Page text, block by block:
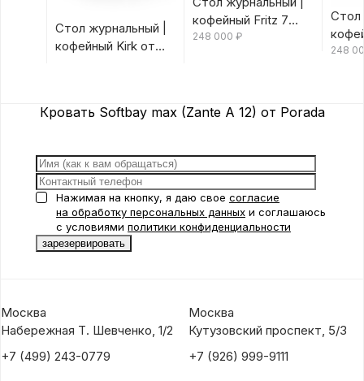
Стол журнальный |
кофейный Kirk от
кофейный Fritz 7
Canaletta/Rosso
248 000 ₽
Стол
248
Кровать Softbay max (Zante A 12) от Porada
Нажимая на кнопку, я даю свое согласие
на обработку персональных данных и соглашаюсь
с условиями политики конфиденциальности
Москва
Набережная Т. Шевченко, 1/2
+7 (499) 243-0779
Москва
Кутузовский проспект, 5/3
+7 (926) 999-9111